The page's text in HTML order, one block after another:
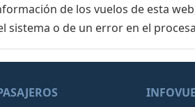
de los vuelos de esta
o de un error en el